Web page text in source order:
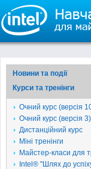
Новини та події
Курси та тренінги
Очний курс (версія
Очний курс (версія 3)
Дистанційний курс
Міні тренінги
Майстер-класи для
Intel® "Шлях до